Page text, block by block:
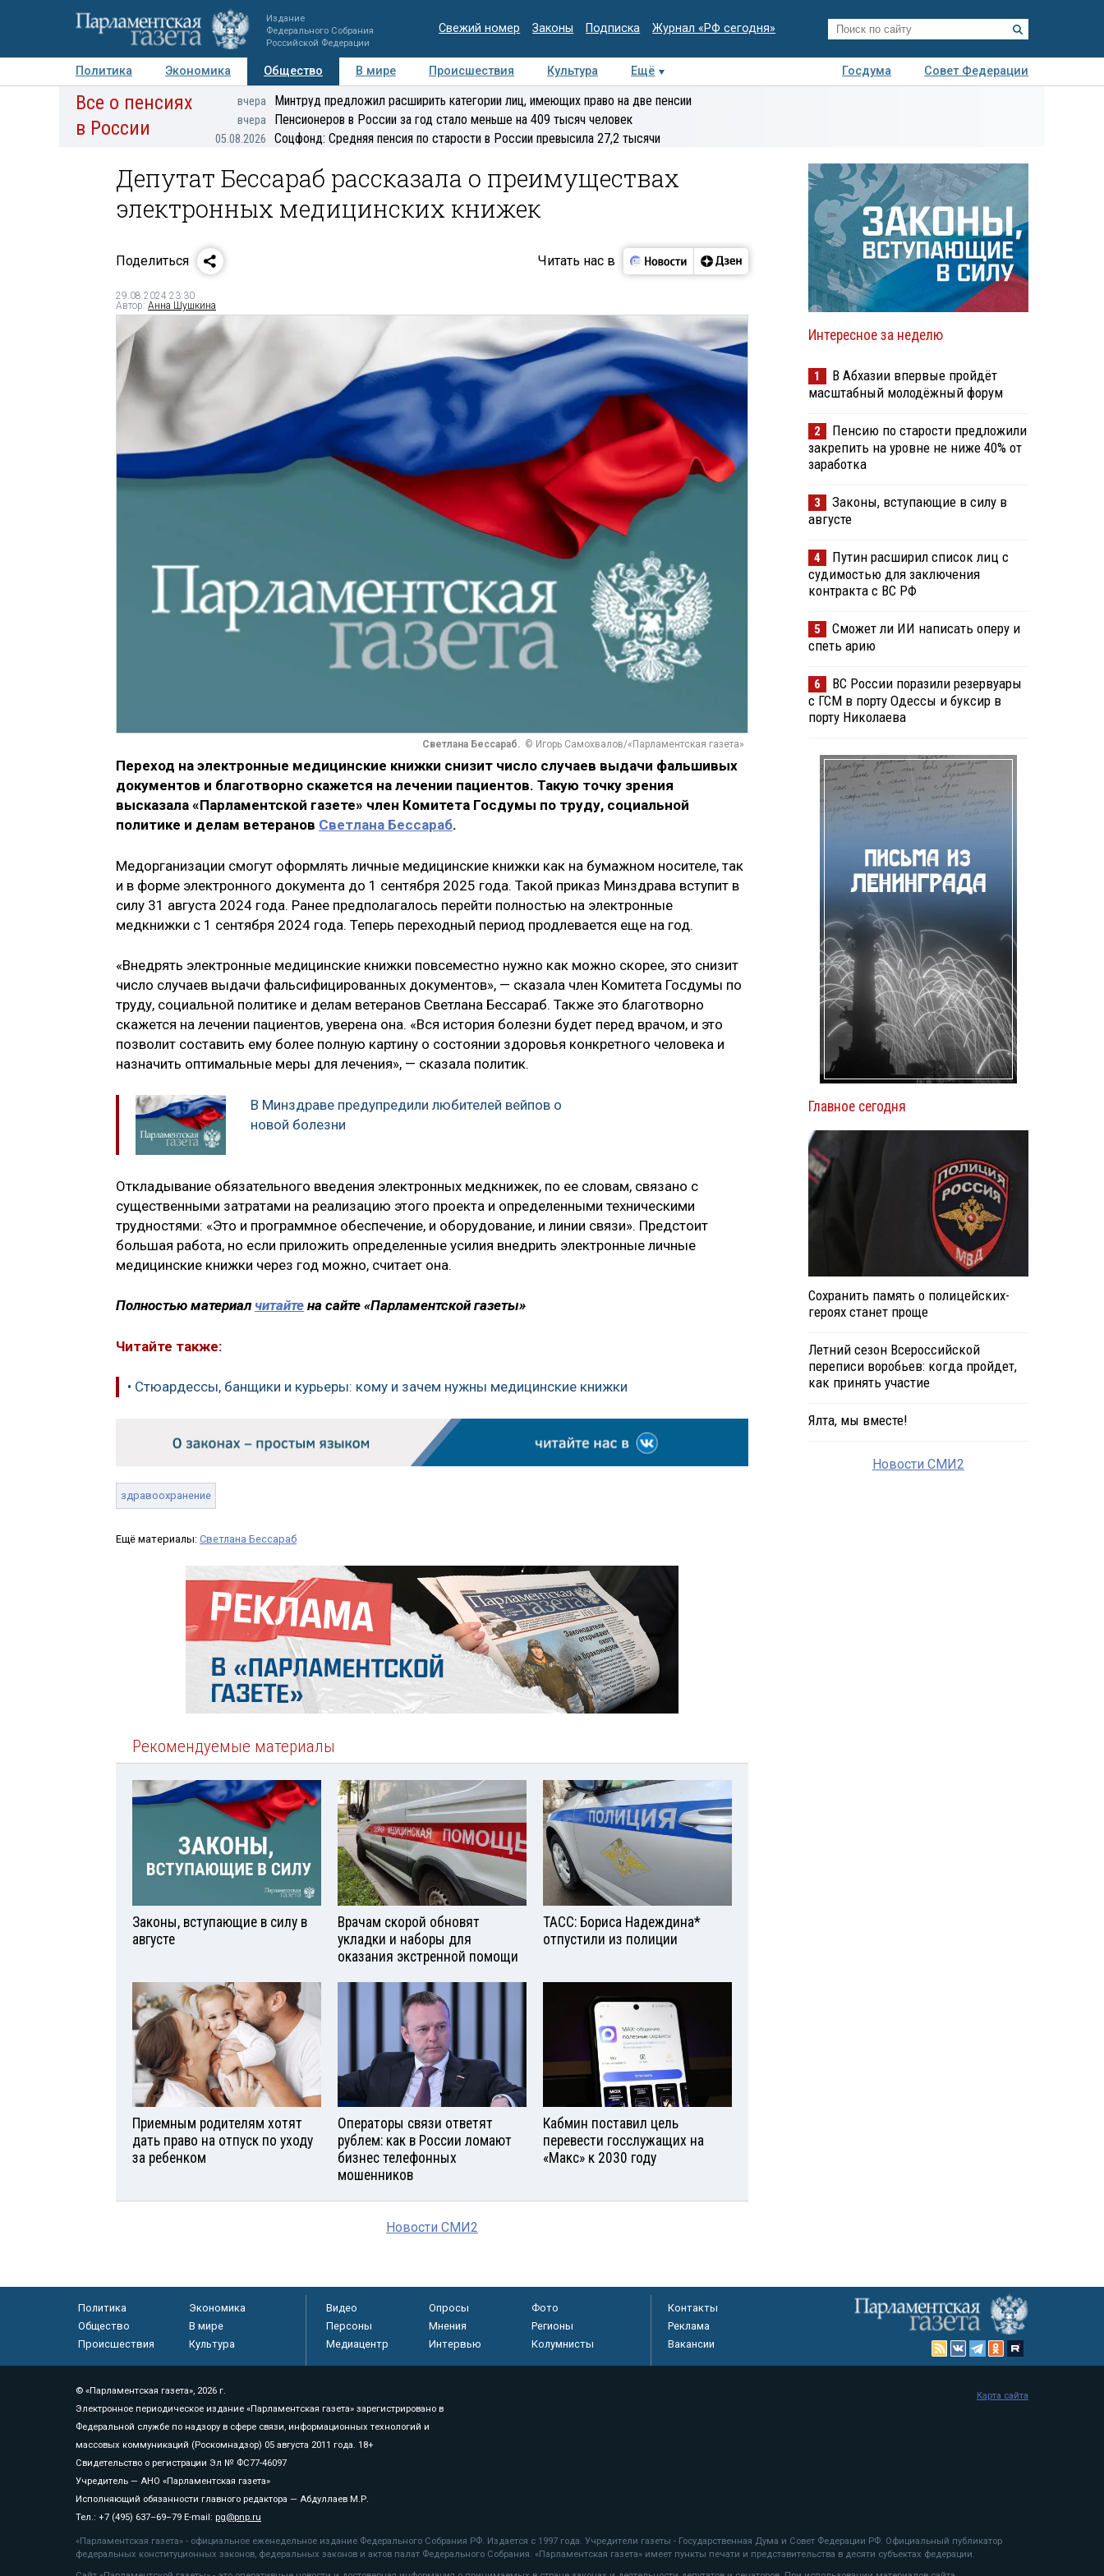
Издание
Федерального Собрания
Российской Федерации
Свежий номер Законы Подписка Журнал «РФ сегодня»
Политика Экономика Общество В мире Происшествия Культура Ещё Госдума
Совет Федерации
Авторы Персоны Мнения Регионы Медиацентр Интервью Колумнисты
Деловая
Все о пенсиях
в России
вчера Минтруд предложил расширить категории лиц, имеющих право на две пенсии
вчера Пенсионеров в России за год стало меньше на 409 тысяч человек
05.08.2026 Соцфонд: Средняя пенсия по старости в России превысила 27,2 тысячи
Депутат Бессараб рассказала о преимуществах
электронных медицинских книжек
Поделиться Читать нас в
29.08.2024 23:30
Автор: Анна Шушкина
Светлана Бессараб. © Игорь Самохвалов/«Парламентская газета»
Переход на электронные медицинские книжки снизит число случаев выдачи фальшивых
документов и благотворно скажется на лечении пациентов. Такую точку зрения
высказала «Парламентской газете» член Комитета Госдумы по труду, социальной
политике и делам ветеранов Светлана Бессараб.
Медорганизации смогут оформлять личные медицинские книжки как на бумажном носителе, так
и в форме электронного документа до 1 сентября 2025 года. Такой приказ Минздрава вступит в
силу 31 августа 2024 года. Ранее предполагалось перейти полностью на электронные
медкнижки с 1 сентября 2024 года. Теперь переходный период продлевается еще на год.
«Внедрять электронные медицинские книжки повсеместно нужно как можно скорее, это снизит
число случаев выдачи фальсифицированных документов», — сказала член Комитета Госдумы по
труду, социальной политике и делам ветеранов Светлана Бессараб. Также это благотворно
скажется на лечении пациентов, уверена она. «Вся история болезни будет перед врачом, и это
позволит составить ему более полную картину о состоянии здоровья конкретного человека и
назначить оптимальные меры для лечения», — сказала политик.
В Минздраве предупредили любителей вейпов о
новой болезни
Откладывание обязательного введения электронных медкнижек, по ее словам, связано с
существенными затратами на реализацию этого проекта и определенными техническими
трудностями: «Это и программное обеспечение, и оборудование, и линии связи». Предстоит
большая работа, но если приложить определенные усилия внедрить электронные личные
медицинские книжки через год можно, считает она.
Полностью материал читайте на сайте «Парламентской газеты»
Читайте также:
• Стюардессы, банщики и курьеры: кому и зачем нужны медицинские книжки
здравоохранение
Ещё материалы: Светлана Бессараб
Рекомендуемые материалы
Законы, вступающие в силу в
августе
Врачам скорой обновят
укладки и наборы для
оказания экстренной помощи
ТАСС: Бориса Надеждина*
отпустили из полиции
Приемным родителям хотят
дать право на отпуск по уходу
за ребенком
Операторы связи ответят
рублем: как в России ломают
бизнес телефонных
мошенников
Кабмин поставил цель
перевести госслужащих на
«Макс» к 2030 году
Новости СМИ2
Интересное за неделю
1
В Абхазии впервые пройдёт
масштабный молодёжный форум
2
Пенсию по старости предложили
закрепить на уровне не ниже 40% от
заработка
3
Законы, вступающие в силу в
августе
4
Путин расширил список лиц с
судимостью для заключения
контракта с ВС РФ
5
Сможет ли ИИ написать оперу и
спеть арию
6
ВС России поразили резервуары
с ГСМ в порту Одессы и буксир в
порту Николаева
Главное сегодня
Сохранить память о полицейских-
героях станет проще
Летний сезон Всероссийской
переписи воробьев: когда пройдет,
как принять участие
Ялта, мы вместе!
Новости СМИ2
Политика
Экономика
Общество
В мире
Происшествия
Культура
Видео Опросы
Фото
Персоны
Мнения
Регионы
Медиацентр
Интервью Колумнисты
Контакты
Реклама
Вакансии
© «Парламентская газета», 2026 г.
Электронное периодическое издание «Парламентская газета» зарегистрировано в
Федеральной службе по надзору в сфере связи, информационных технологий и
массовых коммуникаций (Роскомнадзор) 05 августа 2011 года. 18+
Свидетельство о регистрации Эл № ФС77-46097
Учредитель — АНО «Парламентская газета»
Исполняющий обязанности главного редактора — Абдуллаев М.Р.
Тел.: +7 (495) 637–69–79 E-mail: pg@pnp.ru
«Парламентская газета» - официальное еженедельное издание Федерального Собрания РФ. Издается с 1997 года. Учредители газеты - Государственная Дума и Совет Федерации РФ. Официальный публикатор
федеральных конституционных законов, федеральных законов и актов палат Федерального Собрания. «Парламентская газета» имеет пункты печати и представительства в десяти субъектах федерации.
Карта сайта